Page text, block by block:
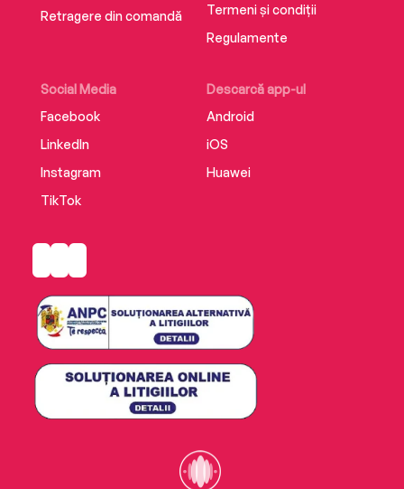
Retragere din comandă
Social Media
Facebook
LinkedIn
Instagram
TikTok
Descarcă app-ul
Android
iOS
Huawei
Termeni și condiții
Regulamente